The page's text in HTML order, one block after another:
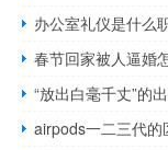
办公室礼仪是什么
春节回家被人逼婚
“放出白毫千丈”的
airpods一二三代的